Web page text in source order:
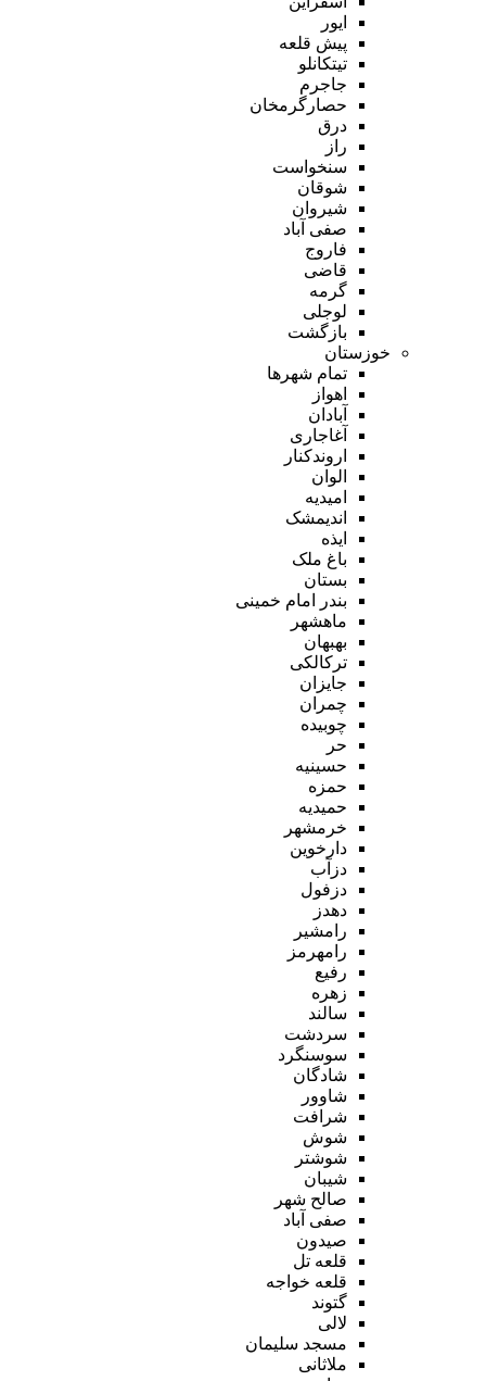
ایور
پیش قلعه
تیتکانلو
جاجرم
حصارگرمخان
درق
راز
سنخواست
شوقان
شیروان
صفی آباد
فاروج
قاضی
گرمه
لوجلی
بازگشت
خوزستان
تمام شهر‌ها
اهواز
آبادان
آغاجاری
اروندکنار
الوان
امیدیه
اندیمشک
ایذه
باغ ملک
بستان
بندر امام خمینی
ماهشهر
بهبهان
ترکالکی
جایزان
چمران
چوبیده
حر
حسینیه
حمزه
حمیدیه
خرمشهر
دارخوین
دزآب
دزفول
دهدز
رامشیر
رامهرمز
رفیع
زهره
سالند
سردشت
سوسنگرد
شادگان
شاوور
شرافت
شوش
شوشتر
شیبان
صالح شهر
صفی آباد
صیدون
قلعه تل
قلعه خواجه
گتوند
لالی
مسجد سلیمان
ملاثانی